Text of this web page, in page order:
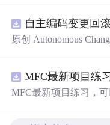
原创 Autonomous
备度”的结果，按风险
排周期复核；本地网页
MFC最新项目练
MFC最新项目练习，